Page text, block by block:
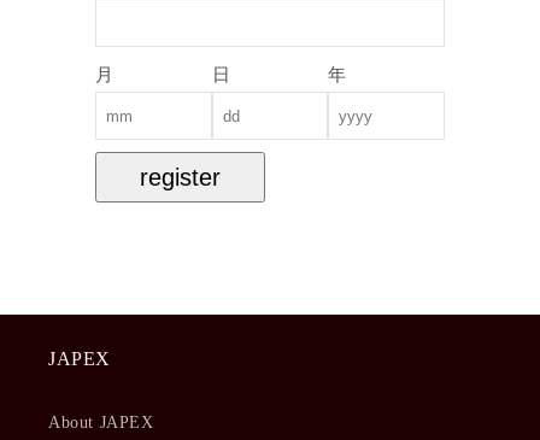
月 日 年
register
JAPEX
About JAPEX